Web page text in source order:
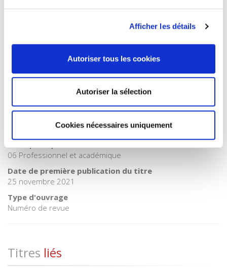
Afficher les détails
Autoriser tous les cookies
Autoriser la sélection
Cookies nécessaires uniquement
Internet Hierarchy>Entreprise>Sociologie du travail
Catégorie (éditeur)
Internet Hierarchy >Sociologie
BISAC Subject Heading
SOC000000 SOCIAL SCIENCE > SOC026000 SOCIAL SCIENCE
J Society & social sciences > JH Sociology & anthropology
06 Professionnel et académique
Date de première publication du titre
25 novembre 2021
Type d'ouvrage
Numéro de revue
Titres liés